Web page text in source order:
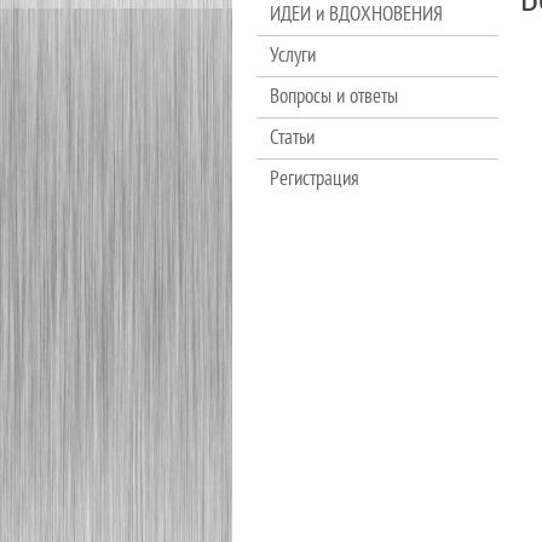
ИДЕИ и ВДОХНОВЕНИЯ
Услуги
Вопросы и ответы
Статьи
Регистрация